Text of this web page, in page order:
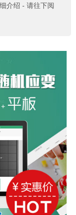
介绍 - 请往下阅